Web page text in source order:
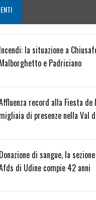
Incendi: la situazione a
Malborghetto e Padriciano
record alla Fiesta de
migliaia di presenze nella Val
Donazione di sangue, la
di Udine compie 42 anni